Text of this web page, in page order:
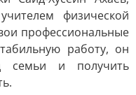
физической
профессиональные
работу, он
семьи и получить